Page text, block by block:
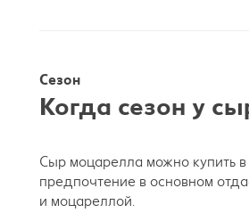
Сезон
Когда сезон у
Сыр моцарелла можно купить в
предпочтение в основном
и моцареллой.